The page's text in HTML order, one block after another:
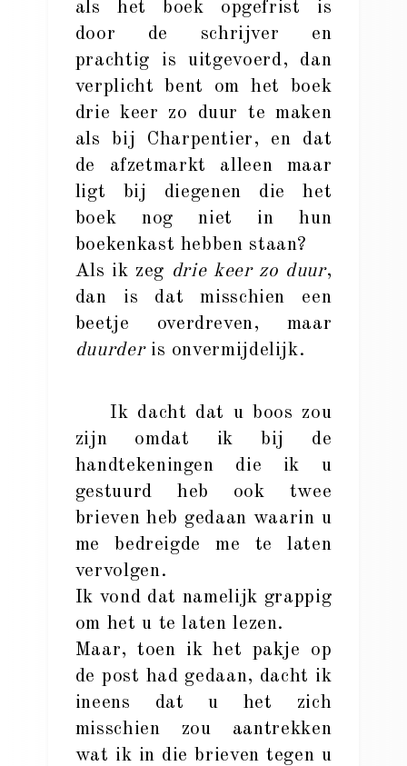
als het boek opgefrist is
door de schrijver en
prachtig is uitgevoerd, dan
verplicht bent om het boek
drie keer zo duur te maken
als bij Charpentier, en dat
de afzetmarkt alleen maar
ligt bij diegenen die het
boek nog niet in hun
boekenkast hebben staan?
Als ik zeg drie keer zo duur,
dan is dat misschien een
beetje overdreven, maar
duurderis onvermijdelijk.
Ik dacht dat u boos zou
zijn omdat ik bij de
handtekeningen die ik u
gestuurd heb ook twee
brieven heb gedaan waarin u
me bedreigde me te laten
vervolgen.
Ik vond dat namelijk grappig
om het u te laten lezen.
Maar, toen ik het pakje op
de post had gedaan, dacht ik
ineens dat u het zich
misschien zou aantrekken
wat ik in die brieven tegen u